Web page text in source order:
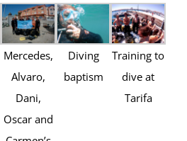
Mercedes,
Alvaro,
Dani,
Oscar and
Diving
baptism
Training to
dive at
Tarifa